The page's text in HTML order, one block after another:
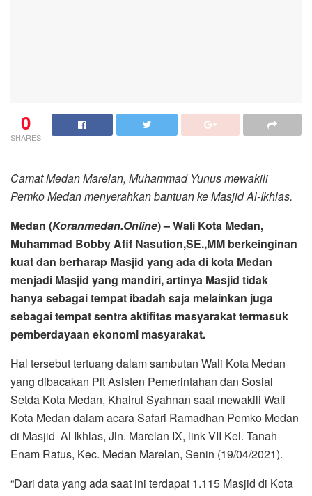
0
SHARES
Camat Medan Marelan, Muhammad Yunus mewakili
Pemko Medan menyerahkan bantuan ke Masjid Al-Ikhlas.
Medan (Koranmedan.Online) – Wali Kota Medan,
Muhammad Bobby Afif Nasution,SE.,MM berkeinginan
kuat dan berharap Masjid yang ada di kota Medan
menjadi Masjid yang mandiri, artinya Masjid tidak
hanya sebagai tempat ibadah saja melainkan juga
sebagai tempat sentra aktifitas masyarakat termasuk
pemberdayaan ekonomi masyarakat.
Hal tersebut tertuang dalam sambutan Wali Kota Medan
yang dibacakan Plt Asisten Pemerintahan dan Sosial
Setda Kota Medan, Khairul Syahnan saat mewakili Wali
Kota Medan dalam acara Safari Ramadhan Pemko Medan
di Masjid Al Ikhlas, Jln. Marelan IX, link VII Kel. Tanah
Enam Ratus, Kec. Medan Marelan, Senin (19/04/2021).
“Dari data yang ada saat ini terdapat 1.115 Masjid di Kota